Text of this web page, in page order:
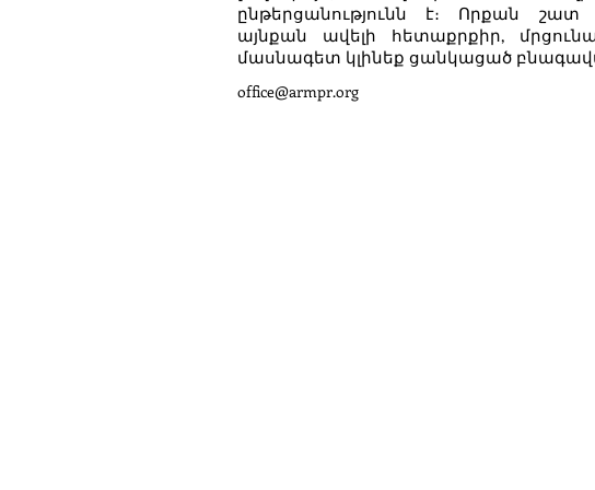
ընթերցանությունն է։ Որքան
այնքան ավելի հետաքրքիր,
մասնագետ կլինեք ցանկացած
office@armpr.org